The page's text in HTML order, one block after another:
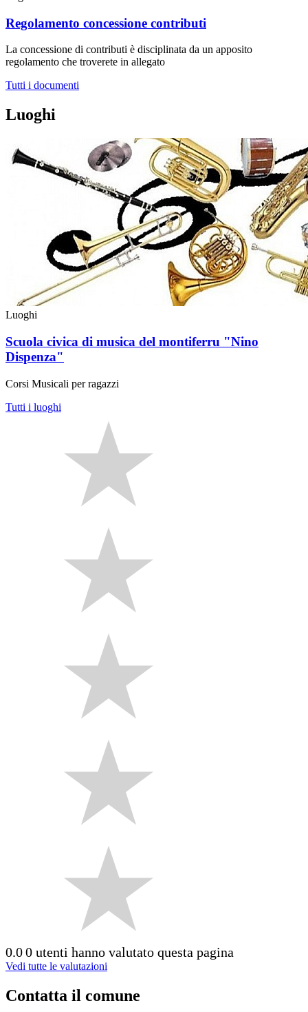
Regolamento concessione contributi
La concessione di contributi è disciplinata da un apposito
regolamento che troverete in allegato
Tutti i documenti
Luoghi
Luoghi
Scuola civica di musica del montiferru "Nino
Dispenza"
Corsi Musicali per ragazzi
Tutti i luoghi
0.00 utenti hanno valutato questa pagina
Vedi tutte le valutazioni
Contatta il comune